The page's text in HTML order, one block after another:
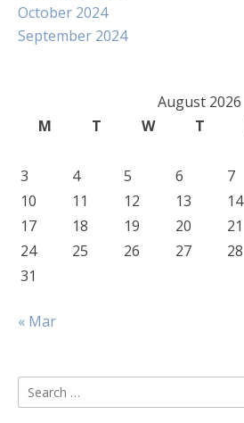
October 2024
September 2024
August 2026
M
T W T
3
4 5 6 7
10
11 12 13 14
17
18 19 20 21
24
25 26 27 28
31
« Mar
Search
for: